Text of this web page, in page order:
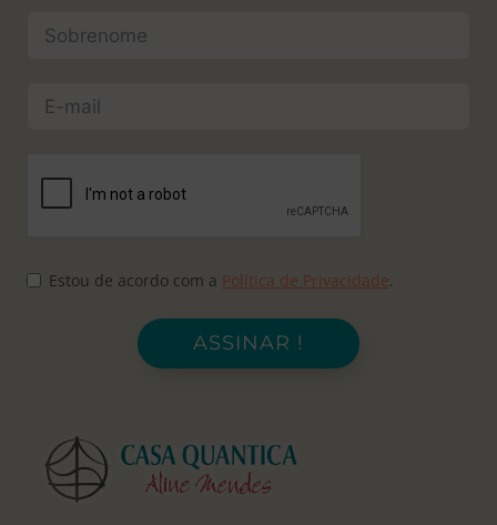
Estou de acordo com a Política de Privacidade.
ASSINAR !